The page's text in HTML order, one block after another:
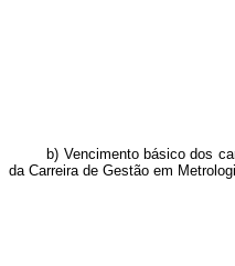
b) Vencimento básico dos
da Carreira de Gestão em